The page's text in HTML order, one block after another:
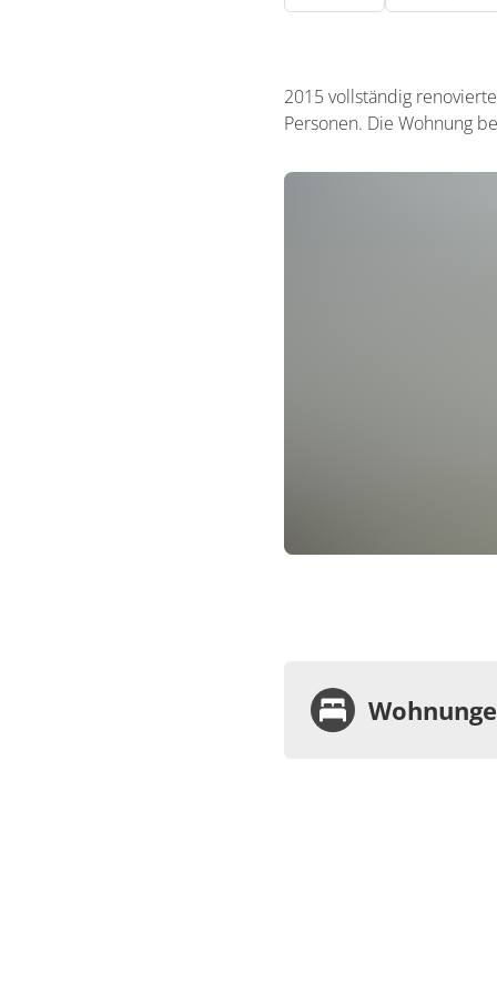
2015 vollständig
Personen. Die Wohnung